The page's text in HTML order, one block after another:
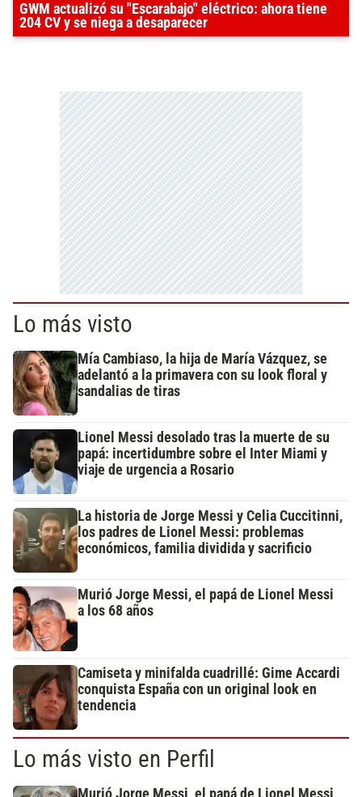
GWM actualizó su "Escarabajo" eléctrico: ahora tiene
204 CV y se niega a desaparecer
Lo más visto
Mía Cambiaso, la hija de María Vázquez, se
adelantó a la primavera con su look floral y
sandalias de tiras
Lionel Messi desolado tras la muerte de su
papá: incertidumbre sobre el Inter Miami y
viaje de urgencia a Rosario
La historia de Jorge Messi y Celia Cuccitinni,
los padres de Lionel Messi: problemas
económicos, familia dividida y sacrificio
Murió Jorge Messi, el papá de Lionel Messi
a los 68 años
Camiseta y minifalda cuadrillé: Gime Accardi
conquista España con un original look en
tendencia
Lo más visto en Perfil